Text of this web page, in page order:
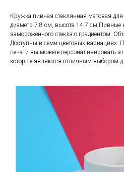
Кружка пивная стеклянная матовая
диаметр 7.8 см, высота 14.7 см Пивные
замороженного стекла с градиентом.
Доступны в семи цветовых вариациях.
печати вы можете персонализировать
которые являются отличным выбором